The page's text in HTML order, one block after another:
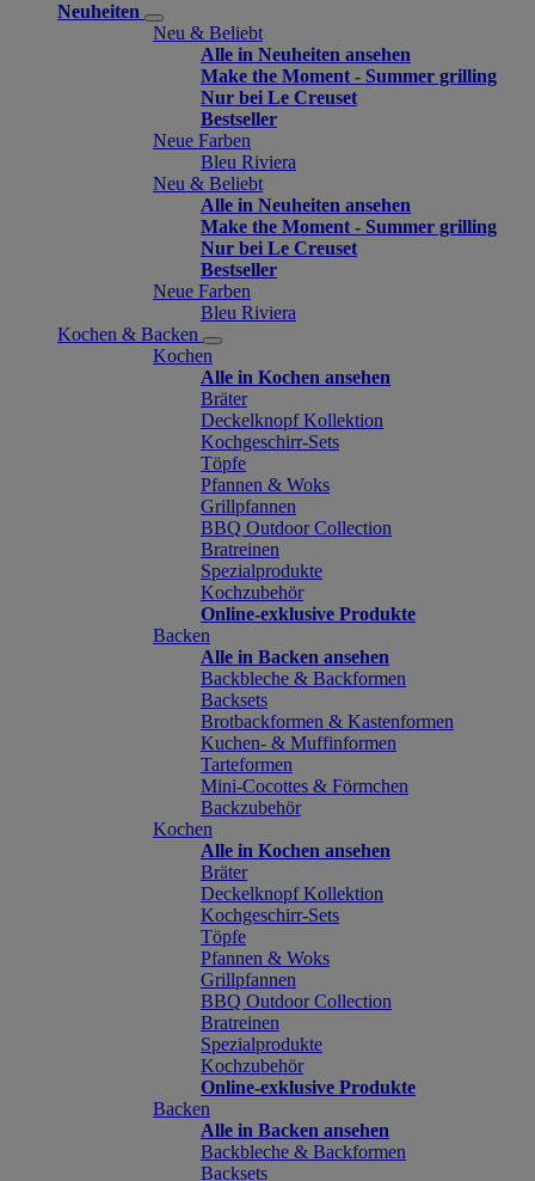
Neuheiten
Neu & Beliebt
Alle in Neuheiten ansehen
Make the Moment - Summer grilling
Nur bei Le Creuset
Bestseller
Neue Farben
Bleu Riviera
Neu & Beliebt
Alle in Neuheiten ansehen
Make the Moment - Summer grilling
Nur bei Le Creuset
Bestseller
Neue Farben
Bleu Riviera
Kochen & Backen
Kochen
Alle in Kochen ansehen
Bräter
Deckelknopf Kollektion
Kochgeschirr-Sets
Töpfe
Pfannen & Woks
Grillpfannen
BBQ Outdoor Collection
Bratreinen
Spezialprodukte
Kochzubehör
Online-exklusive Produkte
Backen
Alle in Backen ansehen
Backbleche & Backformen
Backsets
Brotbackformen & Kastenformen
Kuchen- & Muffinformen
Tarteformen
Mini-Cocottes & Förmchen
Backzubehör
Kochen
Alle in Kochen ansehen
Bräter
Deckelknopf Kollektion
Kochgeschirr-Sets
Töpfe
Pfannen & Woks
Grillpfannen
BBQ Outdoor Collection
Bratreinen
Spezialprodukte
Kochzubehör
Online-exklusive Produkte
Backen
Alle in Backen ansehen
Backbleche & Backformen
Backsets